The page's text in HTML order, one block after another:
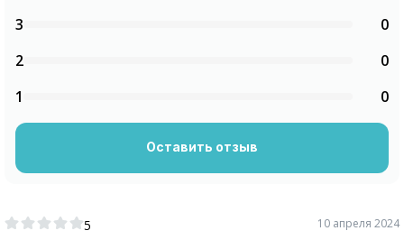
5
10 апреля 2024
3
0
2
0
1
0
Оставить отзыв